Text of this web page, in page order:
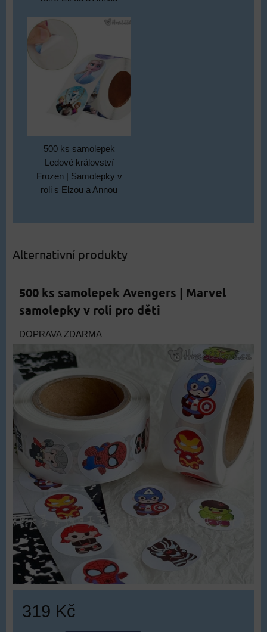
500 ks samolepek
Ledové království
Frozen | Samolepky v
roli s Elzou a Annou
Alternativní produkty
500 ks samolepek Avengers | Marvel
samolepky v roli pro děti
DOPRAVA ZDARMA
319 Kč